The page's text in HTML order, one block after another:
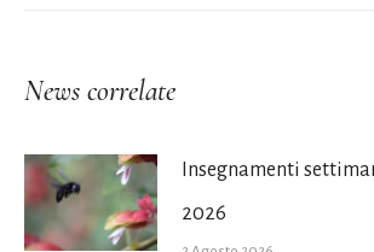
News correlate
Insegnamenti
2026